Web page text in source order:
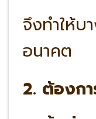
จึงทำให้บ
อนาคต
2. ต้องก